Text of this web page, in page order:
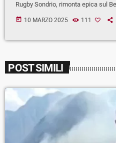
Rugby Sondrio, rimonta epica sul
today 10 MARZO 2025 111
POST SIMILI